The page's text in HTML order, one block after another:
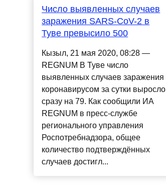
Число выявленных случаев
заражения SARS-CoV-2 в
Туве превысило 500
Кызыл, 21 мая 2020, 08:28 —
REGNUM В Туве число
выявленных случаев заражения
коронавирусом за сутки выросло
сразу на 79. Как сообщили ИА
REGNUM в пресс-службе
регионального управления
Роспотребнадзора, общее
количество подтверждённых
случаев достигл...